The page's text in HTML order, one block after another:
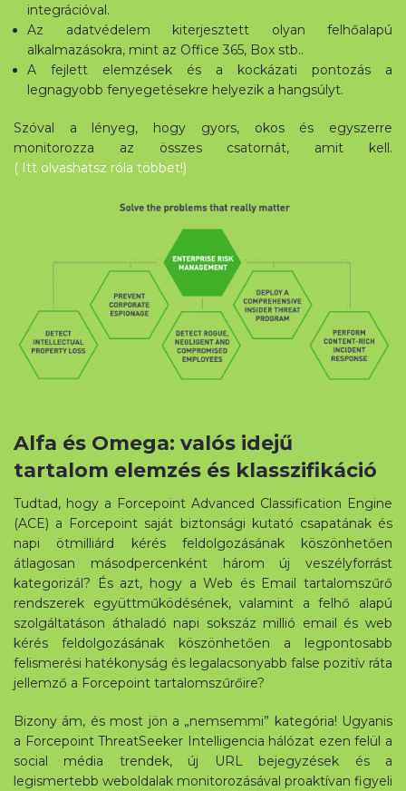
integrációval.
Az adatvédelem kiterjesztett olyan felhőalapú
alkalmazásokra, mint az Office 365, Box stb..
A fejlett elemzések és a kockázati pontozás a
legnagyobb fenyegetésekre helyezik a hangsúlyt.
Szóval a lényeg, hogy gyors, okos és egyszerre
monitorozza az összes csatornát, amit kell.
( Itt olvashatsz róla többet!)
Alfa és Omega: valós idejű
tartalom elemzés és klasszifikáció
Tudtad, hogy a Forcepoint Advanced Classification Engine
(ACE) a Forcepoint saját biztonsági kutató csapatának és
napi ötmilliárd kérés feldolgozásának köszönhetően
átlagosan másodpercenként három új veszélyforrást
kategorizál? És azt, hogy a Web és Email tartalomszűrő
rendszerek együttműködésének, valamint a felhő alapú
szolgáltatáson áthaladó napi sokszáz millió email és web
kérés feldolgozásának köszönhetően a legpontosabb
felismerési hatékonyság és legalacsonyabb false pozitív ráta
jellemző a Forcepoint tartalomszűrőire?
Bizony ám, és most jön a „nemsemmi” kategória! Ugyanis
a Forcepoint ThreatSeeker Intelligencia hálózat ezen felül a
social média trendek, új URL bejegyzések és a
legismertebb weboldalak monitorozásával proaktívan figyeli